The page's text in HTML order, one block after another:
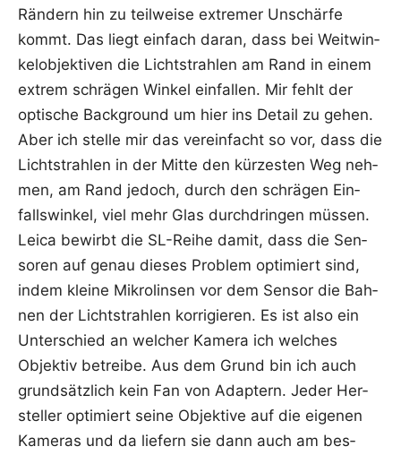
Rän­dern hin zu teil­wei­se extre­mer Unschär­fe
kommt. Das liegt ein­fach dar­an, dass bei Weit­win­
kel­ob­jek­ti­ven die Licht­strah­len am Rand in einem
extrem schrä­gen Win­kel ein­fal­len. Mir fehlt der
opti­sche Back­ground um hier ins Detail zu gehen.
Aber ich stel­le mir das ver­ein­facht so vor, dass die
Licht­strah­len in der Mit­te den kür­zes­ten Weg neh­
men, am Rand jedoch, durch den schrä­gen Ein­
falls­win­kel, viel mehr Glas durch­drin­gen müs­sen.
Lei­ca bewirbt die SL-Rei­he damit, dass die Sen­
so­ren auf genau die­ses Pro­blem opti­miert sind,
indem klei­ne Mikro­lin­sen vor dem Sen­sor die Bah­
nen der Licht­strah­len kor­ri­gie­ren. Es ist also ein
Unter­schied an wel­cher Kame­ra ich wel­ches
Objek­tiv betrei­be. Aus dem Grund bin ich auch
grund­sätz­lich kein Fan von Adap­tern. Jeder Her­
stel­ler opti­miert sei­ne Objek­ti­ve auf die eige­nen
Kame­ras und da lie­fern sie dann auch am bes­